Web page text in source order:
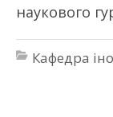
наукового
Кафедра